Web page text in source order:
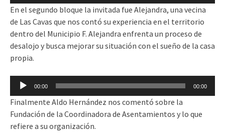
audio
En el segundo bloque la invitada fue Alejandra, una vecina
de Las Cavas que nos contó su experiencia en el territorio
dentro del Municipio F. Alejandra enfrenta un proceso de
desalojo y busca mejorar su situación con el sueño de la casa
propia.
Reproductor
audio
00:00 00:00
Finalmente Aldo Hernández nos comentó sobre la
Fundación de la Coordinadora de Asentamientos y lo que
refiere a su organización.